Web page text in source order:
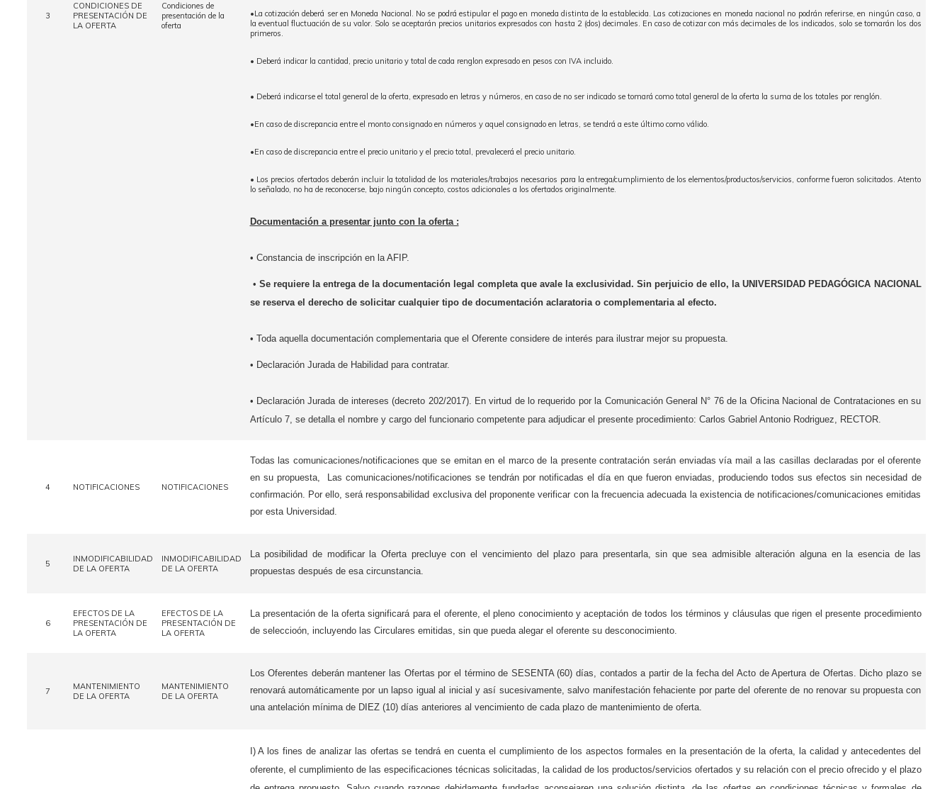
3
CONDICIONES DE
PRESENTACIÓN DE
LA OFERTA
Condiciones de
presentación de la
oferta
•La cotización deberá ser en Moneda Nacional. No se podrá estipular el pago en moneda distinta de la establecida. Las cotizaciones en moneda nacional no podrán referirse, en ningún caso, a
la eventual fluctuación de su valor. Solo se aceptarán precios unitarios expresados con hasta 2 (dos) decimales. En caso de cotizar con más decimales de los indicados, solo se tomarán los dos
primeros.
• Deberá indicar la cantidad, precio unitario y total de cada renglon expresado en pesos con IVA incluido.
• Deberá indicarse el total general de la oferta, expresado en letras y números, en caso de no ser indicado se tomará como total general de la oferta la suma de los totales por renglón.
•En caso de discrepancia entre el monto consignado en números y aquel consignado en letras, se tendrá a este último como válido.
•En caso de discrepancia entre el precio unitario y el precio total, prevalecerá el precio unitario.
• Los precios ofertados deberán incluir la totalidad de los materiales/trabajos necesarios para la entrega/cumplimiento de los elementos/productos/servicios, conforme fueron solicitados. Atento
lo señalado, no ha de reconocerse, bajo ningún concepto, costos adicionales a los ofertados originalmente.
Documentación a presentar junto con la oferta :
• Constancia de inscripción en la AFIP.
• Se requiere la entrega de la documentación legal completa que avale la exclusividad. Sin perjuicio de ello, la UNIVERSIDAD PEDAGÓGICA NACIONAL
se reserva el derecho de solicitar cualquier tipo de documentación aclaratoria o complementaria al efecto.
• Toda aquella documentación complementaria que el Oferente considere de interés para ilustrar mejor su propuesta.
• Declaración Jurada de Habilidad para contratar.
• Declaración Jurada de intereses (decreto 202/2017). En virtud de lo requerido por la Comunicación General N° 76 de la Oficina Nacional de Contrataciones en su
Artículo 7, se detalla el nombre y cargo del funcionario competente para adjudicar el presente procedimiento: Carlos Gabriel Antonio Rodriguez, RECTOR.
4 NOTIFICACIONES NOTIFICACIONES
Todas las comunicaciones/notificaciones que se emitan en el marco de la presente contratación serán enviadas vía mail a las casillas declaradas por el oferente
en su propuesta, Las comunicaciones/notificaciones se tendrán por notificadas el día en que fueron enviadas, produciendo todos sus efectos sin necesidad de
confirmación. Por ello, será responsabilidad exclusiva del proponente verificar con la frecuencia adecuada la existencia de notificaciones/comunicaciones emitidas
por esta Universidad.
5
INMODIFICABILIDAD
DE LA OFERTA
INMODIFICABILIDAD
DE LA OFERTA
La posibilidad de modificar la Oferta precluye con el vencimiento del plazo para presentarla, sin que sea admisible alteración alguna en la esencia de las
propuestas después de esa circunstancia.
6
EFECTOS DE LA
PRESENTACIÓN DE
LA OFERTA
EFECTOS DE LA
PRESENTACIÓN DE
LA OFERTA
La presentación de la oferta significará para el oferente, el pleno conocimiento y aceptación de todos los términos y cláusulas que rigen el presente procedimiento
de seleccioón, incluyendo las Circulares emitidas, sin que pueda alegar el oferente su desconocimiento.
7
MANTENIMIENTO
DE LA OFERTA
MANTENIMIENTO
DE LA OFERTA
Los Oferentes deberán mantener las Ofertas por el término de SESENTA (60) días, contados a partir de la fecha del Acto de Apertura de Ofertas. Dicho plazo se
renovará automáticamente por un lapso igual al inicial y así sucesivamente, salvo manifestación fehaciente por parte del oferente de no renovar su propuesta con
una antelación mínima de DIEZ (10) días anteriores al vencimiento de cada plazo de mantenimiento de oferta.
I) A los fines de analizar las ofertas se tendrá en cuenta el cumplimiento de los aspectos formales en la presentación de la oferta, la calidad y antecedentes del
oferente, el cumplimiento de las especificaciones técnicas solicitadas, la calidad de los productos/servicios ofertados y su relación con el precio ofrecido y el plazo